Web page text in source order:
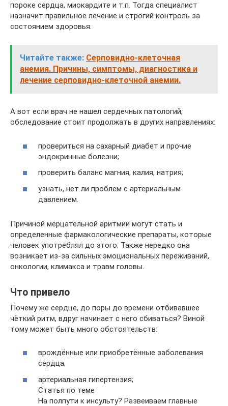
пороке сердца, миокардите и т.п. Тогда специалист
назначит правильное лечение и строгий контроль за
состоянием здоровья.
Читайте также: Серповидно-клеточная
анемия. Причины, симптомы, диагностика и
лечение серповидно-клеточной анемии.
А вот если врач не нашел сердечных патологий,
обследование стоит продолжать в других направлениях:
провериться на сахарный диабет и прочие
эндокринные болезни;
проверить баланс магния, калия, натрия;
узнать, нет ли проблем с артериальным
давлением.
Причиной мерцательной аритмии могут стать и
определенные фармакологические препараты, которые
человек употреблял до этого. Также нередко она
возникает из-за сильных эмоциональных переживаний,
онкологии, климакса и травм головы.
Что привело
Почему же сердце, до поры до времени отбивавшее
чёткий ритм, вдруг начинает с него сбиваться? Виной
тому может быть много обстоятельств:
врождённые или приобретённые заболевания
сердца;
артериальная гипертензия;
Статья по теме
На полпути к инсульту? Развеиваем главные